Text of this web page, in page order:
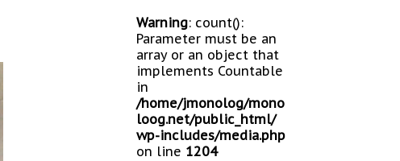
Warning: count():
Parameter must be an
array or an object that
implements Countable
in
/home/jmonolog/mono
loog.net/public_html/
wp-includes/media.php
on line 1204